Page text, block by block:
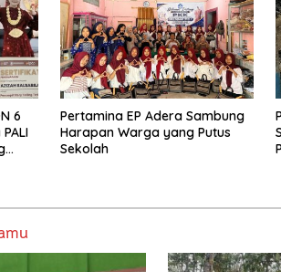
6
Pertamina EP Adera Sambung
Harapan Warga yang Putus
Sekolah